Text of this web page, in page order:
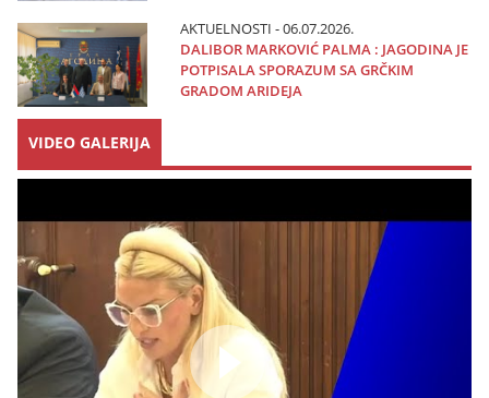
AKTUELNOSTI - 06.07.2026.
DALIBOR MARKOVIĆ PALMA : JAGODINA JE
POTPISALA SPORAZUM SA GRČKIM
GRADOM ARIDEJA
VIDEO GALERIJA